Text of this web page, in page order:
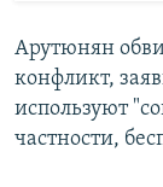
Арутюнян
конфликт,
используют
частности,